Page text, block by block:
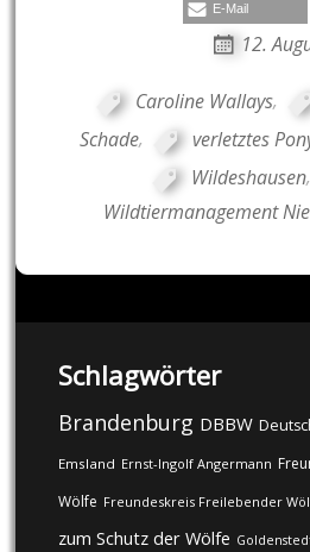
E-Mail
12.
Caroline Wallays,
Schade, verletztes
Wildeshausen,
Wildtiermanagement
Schlagwörter
Brandenburg DBBW
Emsland Ernst-Ingolf Angermann
Wölfe Freundeskreis Freilebender
zum Schutz der Wölfe